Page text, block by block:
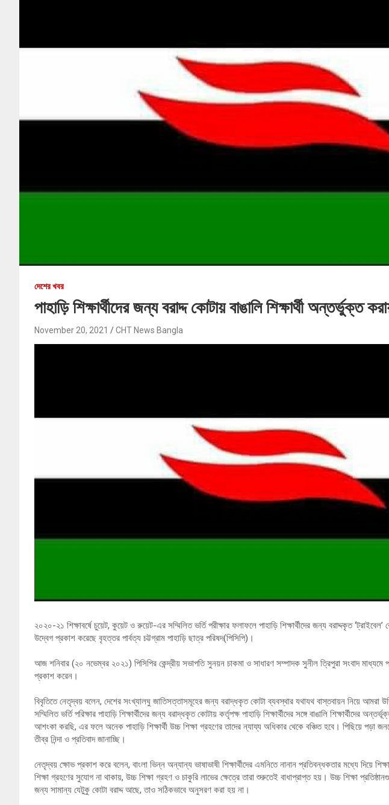
দেশের খবর
পাহাড়ি শিক্ষার্থীদের জন্য বরাদ্দ কোটায় বাঙালি শিক্ষার্থী অন্তর্ভুক্ত
November 20, 2021 CHT News Bangla
২০২০-২১ শিক্ষাবর্ষে চুয়েট, কুয়েট ও রুয়েট-এর সম্মিলিত ভর্তি পরীক্ষার ফলাফলে পাহাড়ি শিক্ষার্থীদের জন্য বরাদ্দকৃত ‘ট্রাইবেল’
উদ্বেগ প্রকাশ করেছে বৃহত্তর পার্বত্য চট্টগ্রাম পাহাড়ি ছাত্র পরিষদ(পিসিপি)।
আজ শনিবার (২০ নভেম্বর ২০২১) পিসিপির কেন্দ্রীয় সভাপতি সুনয়ন চাকমা ও সাধারণ সম্পাদক সুনীল ত্রিপুরা সংবাদ
প্রকাশ করেন।
বিবৃতিতে নেতৃদ্বয় বলেন, দেশের সংখ্যালঘু জাতিসত্তাসমূহের জন্য বরাদ্ধকৃত কোটা ব্যবস্থার যথাযথ বাস্তবায়ন নিয়ে আমরা
সম্মিলিত ভর্তি পরিক্ষার পাহাড়ি শিক্ষার্থীদের জন্য বরাদ্ধকৃত কোটায় কর্তৃপক্ষ পাহাড়ি শিক্ষার্থীদের সঙ্গে বাঙালি
আশংকা করছি, এর ফলে অনেক পাহাড়ি শিক্ষার্থী উচ্চ শিক্ষা গ্রহণের তাদের ন্যায্য অধিকার থেকে বঞ্চিত হবে। পিছিয়ে পড়া
তীব্র নিন্দা ও প্রতিবাদ জানাচ্ছি।
নেতৃদ্বয় ক্ষোভ প্রকাশ করে বলেন, বাংলা ভিন্ন অন্যান্য ভাষাভাষী শিক্ষার্থীদের এমনিতে নানান প্রতিবন্ধকতার মধ্যে দিয়ে
শিক্ষা গ্রহণের সুযোগ না থাকায়, উচ্চ শিক্ষা গ্রহণ ও চাকুরি লাভের ক্ষেত্রে তারা শুরুতেই বাধাপ্রাপ্ত হয়। উচ্চ শিক্ষা
জন্য সামান্য যেটুকু কোটা বরাদ্দ আছে, তাও সঠিকভাবে অনুসরণ করা হয় না।